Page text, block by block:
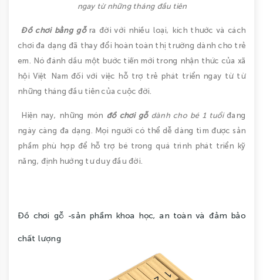
ngay từ những tháng đầu tiên
Đồ chơi bằng gỗ ra đời với nhiều loại, kích thước và cách
chơi đa dạng đã thay đổi hoàn toàn thị trường dành cho trẻ
em. Nó đánh dầu một bước tiến mới trong nhận thức của xã
hội Việt Nam đối với việc hỗ trợ trẻ phát triển ngay từ từ
những tháng đầu tiên của cuộc đời.
Hiện nay, những món đồ chơi gỗdành cho bé 1 tuổiđang
ngày càng đa dạng. Mọi người có thể dễ dàng tìm được sản
phẩm phù hợp để hỗ trợ bé trong quá trình phát triển kỹ
năng, định hướng tư duy đầu đời.
Đồ chơi gỗ -sản phẩm khoa học, an toàn và đảm bảo
chất lượng